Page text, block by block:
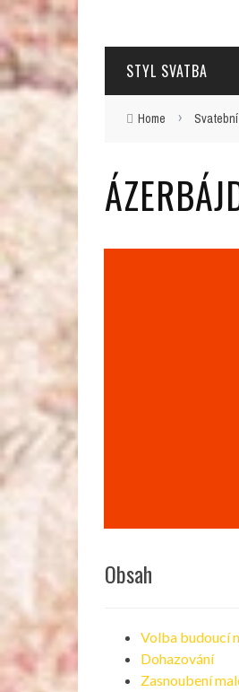
STYL SVATBA
Home ›
Obsah
Volba budoucí
Dohazování
Zasnoubení